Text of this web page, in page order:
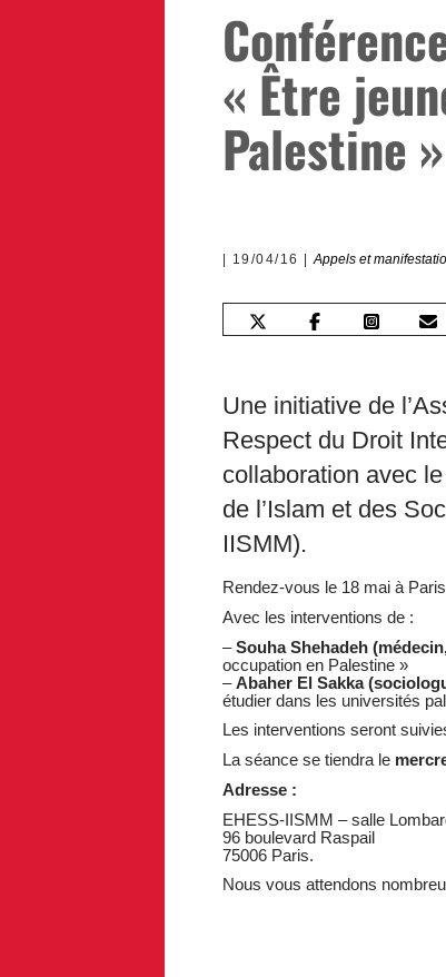
« Être
Palestine »
19/04/16 Appels et
Une initiative de
Respect du Droit
collaboration avec
de l’Islam et des
IISMM).
Rendez-vous le 18 mai à
Avec les interventions de :
–Souha Shehadeh
occupation en Palestine »
–Abaher El Sakka
étudier dans les universités
Les interventions seront
La séance se tiendra le
Adresse :
EHESS-IISMM – salle
96 boulevard Raspail
75006 Paris.
Nous vous attendons